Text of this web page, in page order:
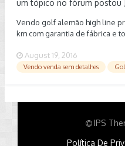
um tópico no fórum postou
Vendo golf alemão high line
km com garantia de fábrica e
duvida chama no whats para
August 19, 2016
Vendo venda sem detalhes
IPS
Política De